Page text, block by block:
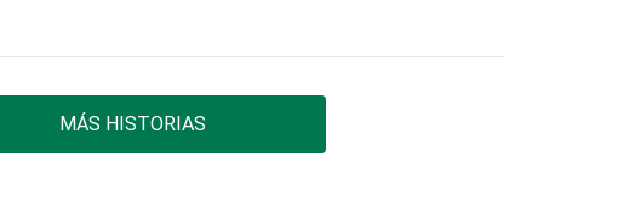
MÁS HISTORIAS